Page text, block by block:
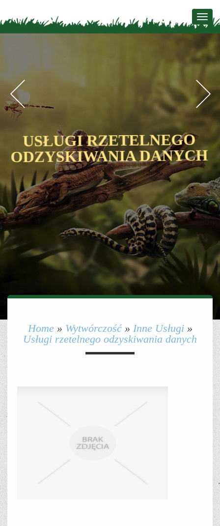
USŁUGI RZETELNEGO
ODZYSKIWANIA DANYCH
Home» Wytwórczość» Inne Usługi»
Usługi rzetelnego odzyskiwania danych